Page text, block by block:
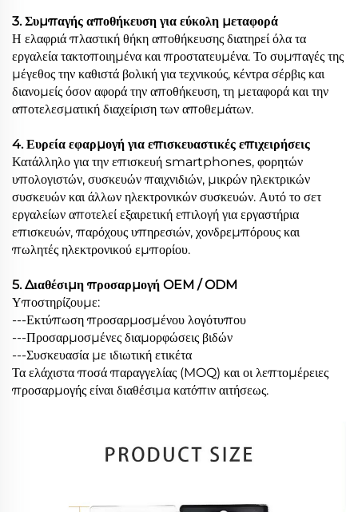
3. Συμπαγής αποθήκευση για εύκολη μεταφορά
Η ελαφριά πλαστική θήκη αποθήκευσης διατηρεί όλα τα
εργαλεία τακτοποιημένα και προστατευμένα. Το συμπαγές της
μέγεθος την καθιστά βολική για τεχνικούς, κέντρα σέρβις και
διανομείς όσον αφορά την αποθήκευση, τη μεταφορά και την
αποτελεσματική διαχείριση των αποθεμάτων.
4. Ευρεία εφαρμογή για επισκευαστικές επιχειρήσεις
Κατάλληλο για την επισκευή smartphones, φορητών
υπολογιστών, συσκευών παιχνιδιών, μικρών ηλεκτρικών
συσκευών και άλλων ηλεκτρονικών συσκευών. Αυτό το σετ
εργαλείων αποτελεί εξαιρετική επιλογή για εργαστήρια
επισκευών, παρόχους υπηρεσιών, χονδρεμπόρους και
πωλητές ηλεκτρονικού εμπορίου.
5. Διαθέσιμη προσαρμογή OEM / ODM
Υποστηρίζουμε:
---Εκτύπωση προσαρμοσμένου λογότυπου
---Προσαρμοσμένες διαμορφώσεις βιδών
---Συσκευασία με ιδιωτική ετικέτα
Τα ελάχιστα ποσά παραγγελίας (MOQ) και οι λεπτομέρειες
προσαρμογής είναι διαθέσιμα κατόπιν αιτήσεως.